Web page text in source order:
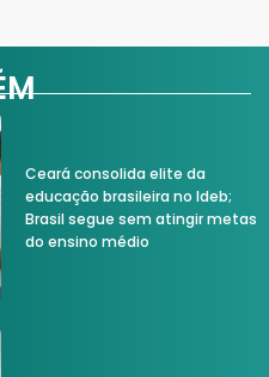
Ceará consolida elite da
educação brasileira no Ideb;
Brasil segue sem atingir metas
do ensino médio